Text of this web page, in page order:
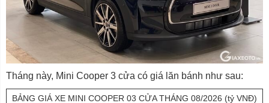
Tháng này, Mini Cooper 3 cửa có giá lăn bánh như sau:
BẢNG GIÁ XE MINI COOPER 03 CỬA THÁNG 08/2026 (tỷ VNĐ)